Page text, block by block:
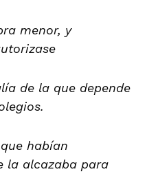
menor, y
de la que depende
habían
la alcazaba para